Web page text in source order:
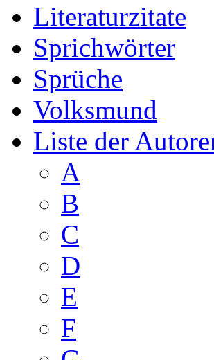
Literaturzitate
Sprichwörter
Sprüche
Volksmund
Liste der
A
B
C
D
E
F